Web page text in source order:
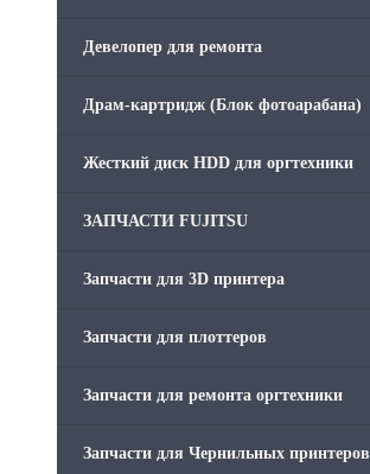
Девелопер для ремонта
Драм-картридж (Блок фотоарабана)
Жесткий диск HDD для оргтехники
ЗАПЧАСТИ FUJITSU
Запчасти для 3D принтера
Запчасти для плоттеров
Запчасти для ремонта оргтехники
Запчасти для Чернильных принтеров